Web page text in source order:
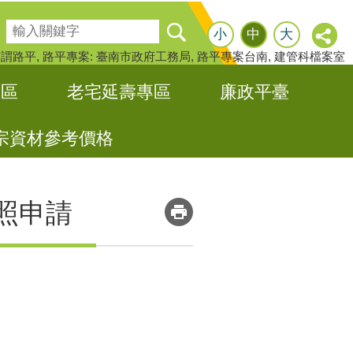
搜尋
小 中 大
路平 路平專案: 臺南市政府工務局 路平專案台南 建管科檔案室
老宅延壽專區 廉政平臺
資材參考價格
申請 _